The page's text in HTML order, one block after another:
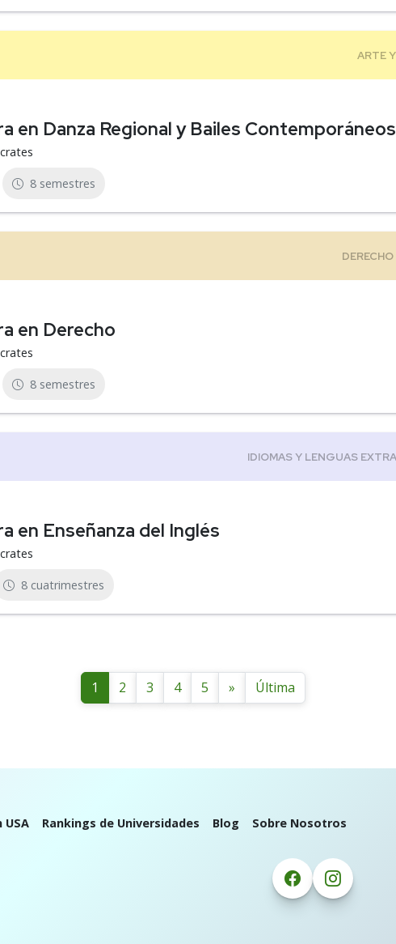
en Danza Regional y Bailes Contemporáneos
8 semestres
en Derecho
8 semestres
en Enseñanza del Inglés
8 cuatrimestres
1 2 3 4 5 » Última
USA Rankings de Universidades Blog Sobre Nosotros